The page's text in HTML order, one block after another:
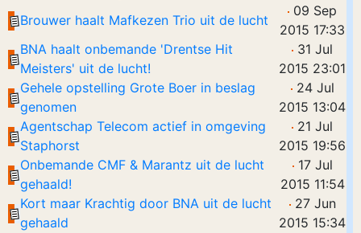
Brouwer haalt Mafkezen Trio uit de lucht
09 Sep
2015 17:33
BNA haalt onbemande 'Drentse Hit
Meisters' uit de lucht!
31 Jul
2015 23:01
Gehele opstelling Grote Boer in beslag
genomen
24 Jul
2015 13:04
Agentschap Telecom actief in omgeving
Staphorst
21 Jul
2015 19:56
Onbemande CMF & Marantz uit de lucht
gehaald!
17 Jul
2015 11:54
Kort maar Krachtig door BNA uit de lucht
gehaald
27 Jun
2015 15:34